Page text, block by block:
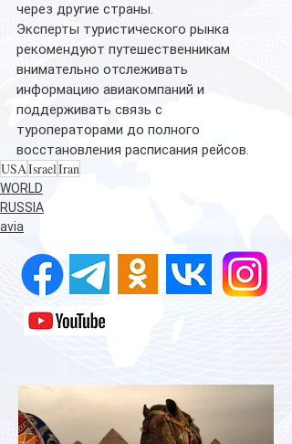
через другие страны.
Эксперты туристического рынка
рекомендуют путешественникам
внимательно отслеживать
информацию авиакомпаний и
поддерживать связь с
туроператорами до полного
восстановления расписания рейсов.
USAIsraelIran
WORLD
RUSSIA
avia